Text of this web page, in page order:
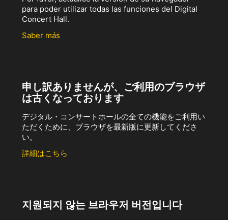
para poder utilizar todas las funciones del Digital
Concert Hall.
Saber más
申し訳ありませんが、ご利用のブラウザ
は古くなっております
デジタル・コンサートホールの全ての機能をご利用い
ただくために、ブラウザを最新版に更新してくださ
い。
詳細はこちら
지원되지 않는 브라우저 버전입니다